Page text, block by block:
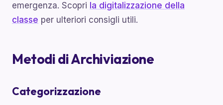
emergenza. Scopri la digitalizzazione della
classe per ulteriori consigli utili.
Metodi di Archiviazione
Categorizzazione